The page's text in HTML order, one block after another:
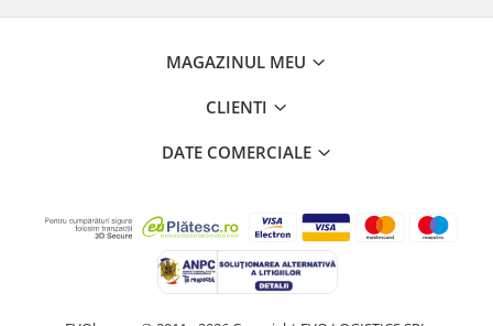
MAGAZINUL MEU
CLIENTI
DATE COMERCIALE